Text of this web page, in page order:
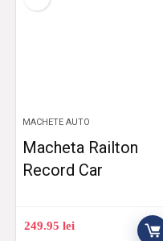
MACHETE AUTO
Macheta Railton
Record Car
249.95lei